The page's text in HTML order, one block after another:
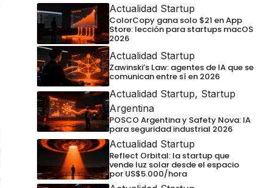
Actualidad Startup
ColorCopy gana solo $21 en App
Store: lección para startups macOS
2026
Actualidad Startup
Zawinski’s Law: agentes de IA que se
comunican entre sí en 2026
Actualidad Startup, Startup
Argentina
POSCO Argentina y Safety Nova: IA
para seguridad industrial 2026
Actualidad Startup
Reflect Orbital: la startup que
vende luz solar desde el espacio
por US$5.000/hora